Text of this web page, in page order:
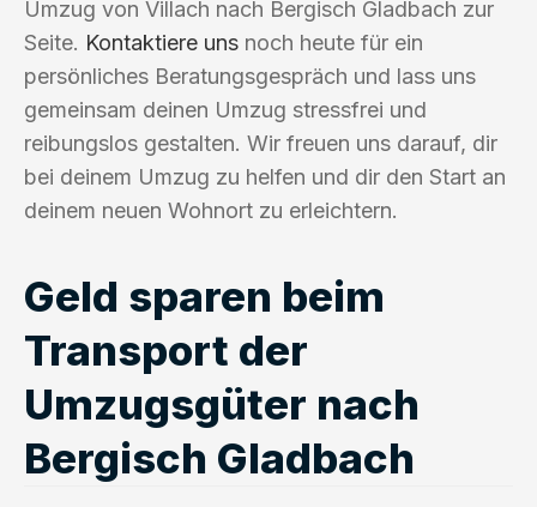
Umzug von Villach nach Bergisch Gladbach zur
Seite. Kontaktiere uns noch heute für ein
persönliches Beratungsgespräch und lass uns
gemeinsam deinen Umzug stressfrei und
reibungslos gestalten. Wir freuen uns darauf, dir
bei deinem Umzug zu helfen und dir den Start an
deinem neuen Wohnort zu erleichtern.
Geld sparen beim
Transport der
Umzugsgüter nach
Bergisch Gladbach